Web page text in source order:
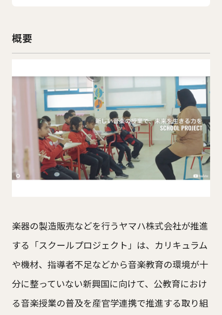
概要
楽器の製造販売などを行うヤマハ株式会社が推進
する「スクールプロジェクト」は、カリキュラム
や機材、指導者不足などから音楽教育の環境が十
分に整っていない新興国に向けて、公教育におけ
る音楽授業の普及を産官学連携で推進する取り組